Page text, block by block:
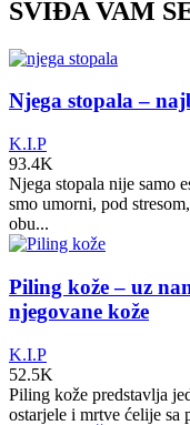
SVIĐA VAM
Njega stopala –
K.I.P
93.4K
Njega stopala nije samo
smo umorni, pod
obu...
Piling kože – uz
njegovane kože
K.I.P
52.5K
Piling kože predstavlja
ostarjele i mrtve ćelije sa